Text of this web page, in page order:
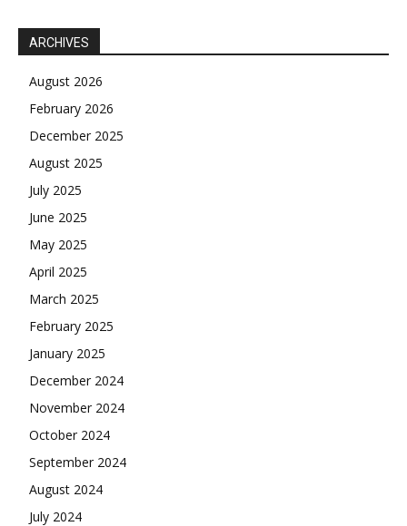
ARCHIVES
August 2026
February 2026
December 2025
August 2025
July 2025
June 2025
May 2025
April 2025
March 2025
February 2025
January 2025
December 2024
November 2024
October 2024
September 2024
August 2024
July 2024